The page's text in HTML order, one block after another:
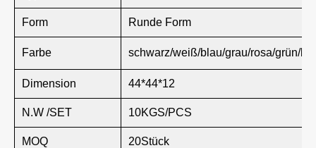
Form Runde Form
Farbe schwarz/weiß/blau/grau/rosa/grün/
Dimension 44*44*12
N.W /SET 10KGS/PCS
MOQ 20Stück